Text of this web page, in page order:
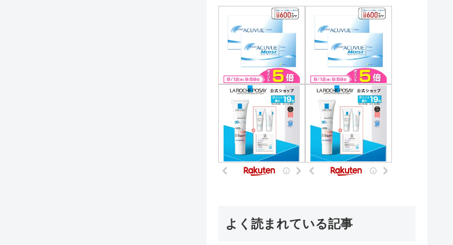
よく読まれている記事